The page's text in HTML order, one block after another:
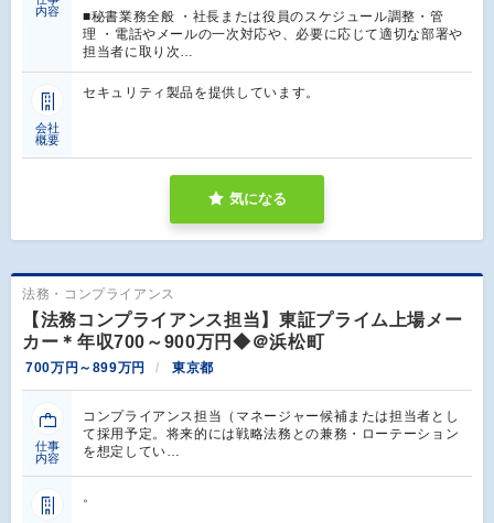
内容
■秘書業務全般 ・社長または役員のスケジュール調整・管
理 ・電話やメールの一次対応や、必要に応じて適切な部署や
担当者に取り次…
会社
概要
セキュリティ製品を提供しています。
気になる
法務・コンプライアンス
【法務コンプライアンス担当】東証プライム上場メー
カー＊年収700～900万円◆＠浜松町
700万円～899万円 東京都
仕事
内容
コンプライアンス担当（マネージャー候補または担当者とし
て採用予定。将来的には戦略法務との兼務・ローテーション
を想定してい…
。